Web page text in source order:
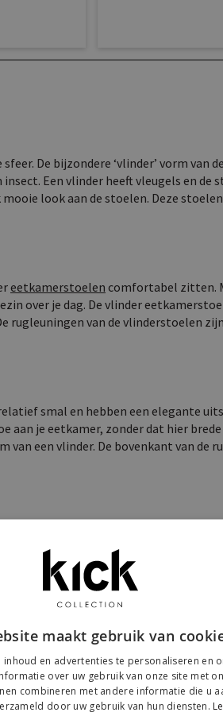
De bijzondere ‘vlinder’ vorm
Een vlinder heeft vleugels en de
look aan de stoelen. Deze
eetkamerstoelen comfortabel zitten.
over je dag. De vlinder
van de vlinderstoelen
smal en hebben een elegante
je eetkamer, zonder dat hier
een vlinder. De bovenkant van
Fluweel heeft een chique
alleen chic uitzien, maar ook
modellen een goede keuze voor
model vlinderstoel Jazz is hier een
Kunststof is iets minder
in diverse kleuren, waarbij
maakt gebruik van
en advertenties te personaliseren en
over uw gebruik van onze site met
combineren met andere informatie die u
door uw gebruik van hun diensten.